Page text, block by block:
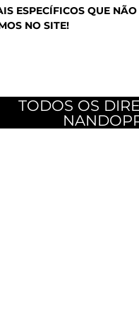
ESPECÍFICOS QUE NÃO
NO SITE!
TODOS OS